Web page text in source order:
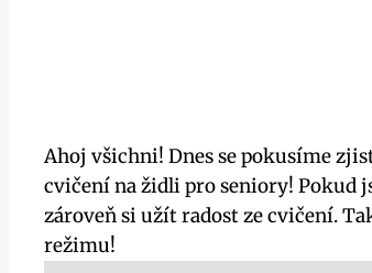
Ahoj všichni! Dnes se pokusíme
cvičení na židli pro seniory! Pokud
zároveň si užít radost ze cvičení.
režimu!